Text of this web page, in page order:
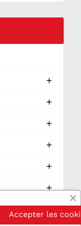






Accepter les